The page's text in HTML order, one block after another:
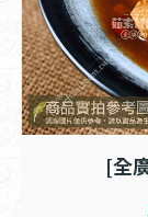
[全